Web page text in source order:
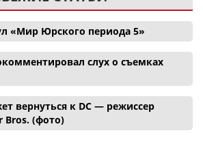
«Мир Юрского периода 5»
слух о съемках
вернуться к DC — режиссер
Bros. (фото)